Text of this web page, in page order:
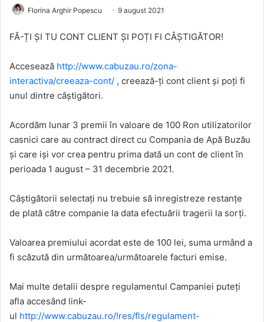
Florina Arghir Popescu 9 august 2021
FĂ-ȚI ȘI TU CONT CLIENT ȘI POȚI FI CÂȘTIGĂTOR!
Accesează http://www.cabuzau.ro/zona-
interactiva/creeaza-cont/ , creează-ți cont client și poți fi
unul dintre câștigători.
Acordăm lunar 3 premii în valoare de 100 Ron utilizatorilor
casnici care au contract direct cu Compania de Apă Buzău
și care iși vor crea pentru prima dată un cont de client în
perioada 1 august – 31 decembrie 2021.
Câștigătorii selectați nu trebuie să inregistreze restanțe
de plată către companie la data efectuării tragerii la sorți.
Valoarea premiului acordat este de 100 lei, suma urmând a
fi scăzută din următoarea/următoarele facturi emise.
Mai multe detalii despre regulamentul Campaniei puteți
afla accesând link-
ul http://www.cabuzau.ro/!res/fls/regulament-